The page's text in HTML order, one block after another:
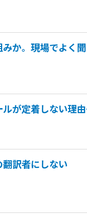
か。現場でよく
ルが定着しない理
訳者にしない